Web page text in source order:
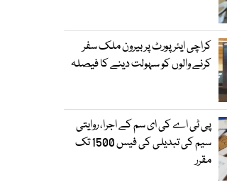
کراچی ایئرپورٹ پر بیرون ملک سفر
کرنے والوں کو سہولت دینے کا فیصلہ
پی ٹی اے کی ای سم کے اجرا، روایتی
سیم کی تبدیلی کی فیس 1500 تک
مقرر